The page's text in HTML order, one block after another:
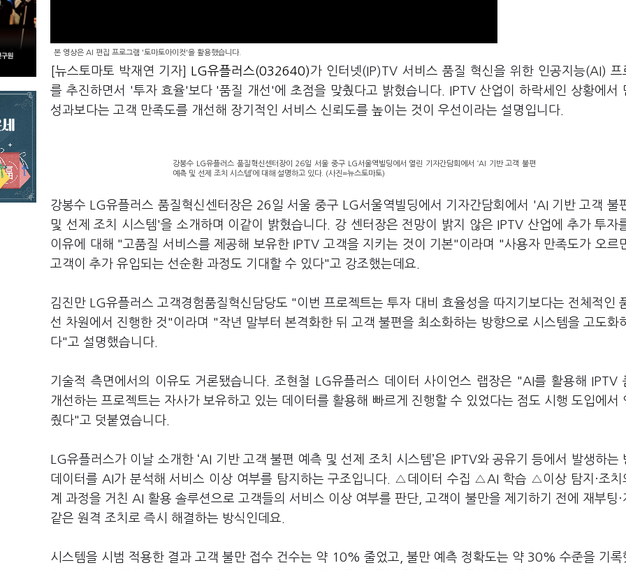
본 영상은 AI 편집 프로그램 '토마토아이컷'을 활용했습니다.
[뉴스토마토 박재연 기자] LG유플러스(032640)가 인터넷(IP)TV 서비스 품질 혁신을 위한 인공지능(AI) 프
를 추진하면서 '투자 효율'보다 '품질 개선'에 초점을 맞췄다고 밝혔습니다. IPTV 산업이 하락세인 상황에서
성과보다는 고객 만족도를 개선해 장기적인 서비스 신뢰도를 높이는 것이 우선이라는 설명입니다.
강봉수 LG유플러스 품질혁신센터장이 26일 서울 중구 LG서울역빌딩에서 열린 기자간담회에서 ‘AI 기반 고객 불편
예측 및 선제 조치 시스템’에 대해 설명하고 있다. (사진=뉴스토마토)
강봉수 LG유플러스 품질혁신센터장은 26일 서울 중구 LG서울역빌딩에서 기자간담회에서 'AI 기반 고객 불
및 선제 조치 시스템'을 소개하며 이같이 밝혔습니다. 강 센터장은 전망이 밝지 않은 IPTV 산업에 추가 투자
이유에 대해 "고품질 서비스를 제공해 보유한 IPTV 고객을 지키는 것이 기본"이라며 "사용자 만족도가 오르
고객이 추가 유입되는 선순환 과정도 기대할 수 있다"고 강조했는데요.
김진만 LG유플러스 고객경험품질혁신담당도 "이번 프로젝트는 투자 대비 효율성을 따지기보다는 전체적인
선 차원에서 진행한 것"이라며 "작년 말부터 본격화한 뒤 고객 불편을 최소화하는 방향으로 시스템을 고도화
다"고 설명했습니다.
기술적 측면에서의 이유도 거론됐습니다. 조현철 LG유플러스 데이터 사이언스 랩장은 "AI를 활용해 IPTV
개선하는 프로젝트는 자사가 보유하고 있는 데이터를 활용해 빠르게 진행할 수 있었다는 점도 시행 도입에서
줬다"고 덧붙였습니다.
LG유플러스가 이날 소개한 ‘AI 기반 고객 불편 예측 및 선제 조치 시스템’은 IPTV와 공유기 등에서 발생하는
데이터를 AI가 분석해 서비스 이상 여부를 탐지하는 구조입니다. △데이터 수집 △AI 학습 △이상 탐지·조치
계 과정을 거친 AI 활용 솔루션으로 고객들의 서비스 이상 여부를 판단, 고객이 불만을 제기하기 전에 재부팅·
같은 원격 조치로 즉시 해결하는 방식인데요.
시스템을 시범 적용한 결과 고객 불만 접수 건수는 약 10% 줄었고, 불만 예측 정확도는 약 30% 수준을 기록